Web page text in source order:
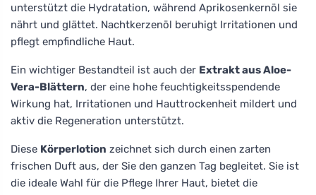
unterstützt die Hydratation, während Aprikosenkernöl sie
nährt und glättet. Nachtkerzenöl beruhigt Irritationen und
pflegt empfindliche Haut.
Ein wichtiger Bestandteil ist auch der Extrakt aus Aloe-
Vera-Blättern, der eine hohe feuchtigkeitsspendende
Wirkung hat, Irritationen und Hauttrockenheit mildert und
aktiv die Regeneration unterstützt.
Diese Körperlotion zeichnet sich durch einen zarten
frischen Duft aus, der Sie den ganzen Tag begleitet. Sie ist
die ideale Wahl für die Pflege Ihrer Haut, bietet die